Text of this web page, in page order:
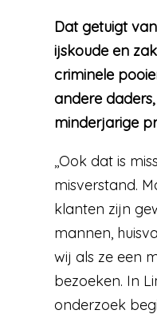
Dat getuigt
ijskoude en
criminele
andere
minderjarige
,,Ook dat is
misverstand.
klanten zijn
mannen,
wij als ze een
bezoeken. In
onderzoek